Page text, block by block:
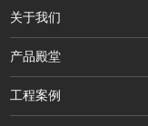
关于我们
产品殿堂
工程案例